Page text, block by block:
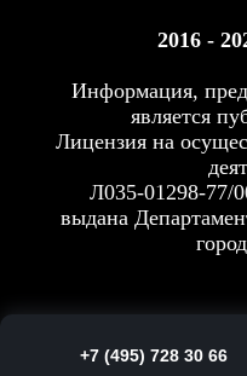
+7 (495) 728 30 66
2016 -
Информация,
является
Лицензия на
Л035-01298-77/
выдана